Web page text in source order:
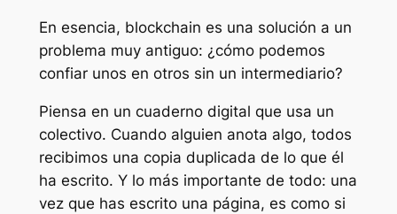
En esencia, blockchain es una solución a un
problema muy antiguo: ¿cómo podemos
confiar unos en otros sin un intermediario?
Piensa en un cuaderno digital que usa un
colectivo. Cuando alguien anota algo, todos
recibimos una copia duplicada de lo que él
ha escrito. Y lo más importante de todo: una
vez que has escrito una página, es como si